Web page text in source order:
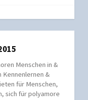
Menschen in &
Kennenlernen &
für Menschen,
sich für polyamore